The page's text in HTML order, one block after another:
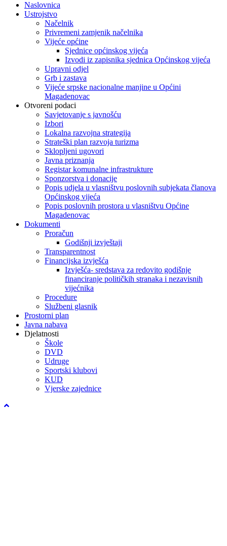
Naslovnica
Ustrojstvo
Načelnik
Privremeni zamjenik načelnika
Vijeće općine
Sjednice općinskog vijeća
Izvodi iz zapisnika sjednica Općinskog vijeća
Upravni odjel
Grb i zastava
Vijeće srpske nacionalne manjine u Općini
Magadenovac
Otvoreni podaci
Savjetovanje s javnošću
Izbori
Lokalna razvojna strategija
Strateški plan razvoja turizma
Sklopljeni ugovori
Javna priznanja
Registar komunalne infrastrukture
Sponzorstva i donacije
Popis udjela u vlasništvu poslovnih subjekata članova
Općinskog vijeća
Popis poslovnih prostora u vlasništvu Općine
Magadenovac
Dokumenti
Proračun
Godišnji izvještaji
Transparentnost
Financijska izvješća
Izvješća- sredstava za redovito godišnje
financiranje političkih stranaka i nezavisnih
vijećnika
Procedure
Službeni glasnik
Prostorni plan
Javna nabava
Djelatnosti
Škole
DVD
Udruge
Sportski klubovi
KUD
Vjerske zajednice